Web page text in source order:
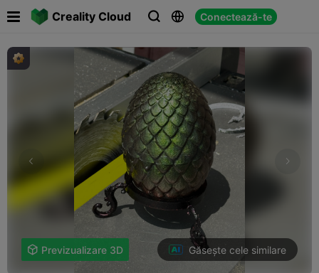
Creality Cloud   Conectează-te
 
 Previzualizare 3D Găsește cele similare